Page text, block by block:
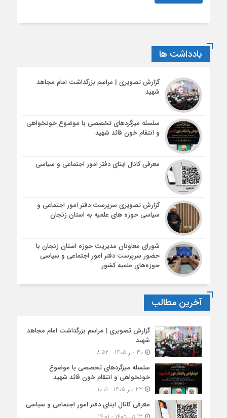
یادداشت ها
گزارش تصویری | مراسم بزرگداشت امام مجاهد
شهید
سلسله میزگردهای تخصصی با موضوع خونخواهی
و انتقام خون قائد شهید
معرفی کانال ایتای دفتر امور اجتماعی و سیاسی
گزارش تصویری سرپرست دفتر امور اجتماعی و
سیاسی حوزه های علمیه به استان زنجان
شورای معاونان مدیریت حوزه استان زنجان با
حضور سرپرست دفتر امور اجتماعی و سیاسی
حوزه‌های علمیه کشور
آخرین مطالب
گزارش تصویری | مراسم بزرگداشت امام مجاهد
شهید
30 تیر 1405 - 8:52
سلسله میزگردهای تخصصی با موضوع
خونخواهی و انتقام خون قائد شهید
معرفی کانال ایتای دفتر امور اجتماعی و سیاسی